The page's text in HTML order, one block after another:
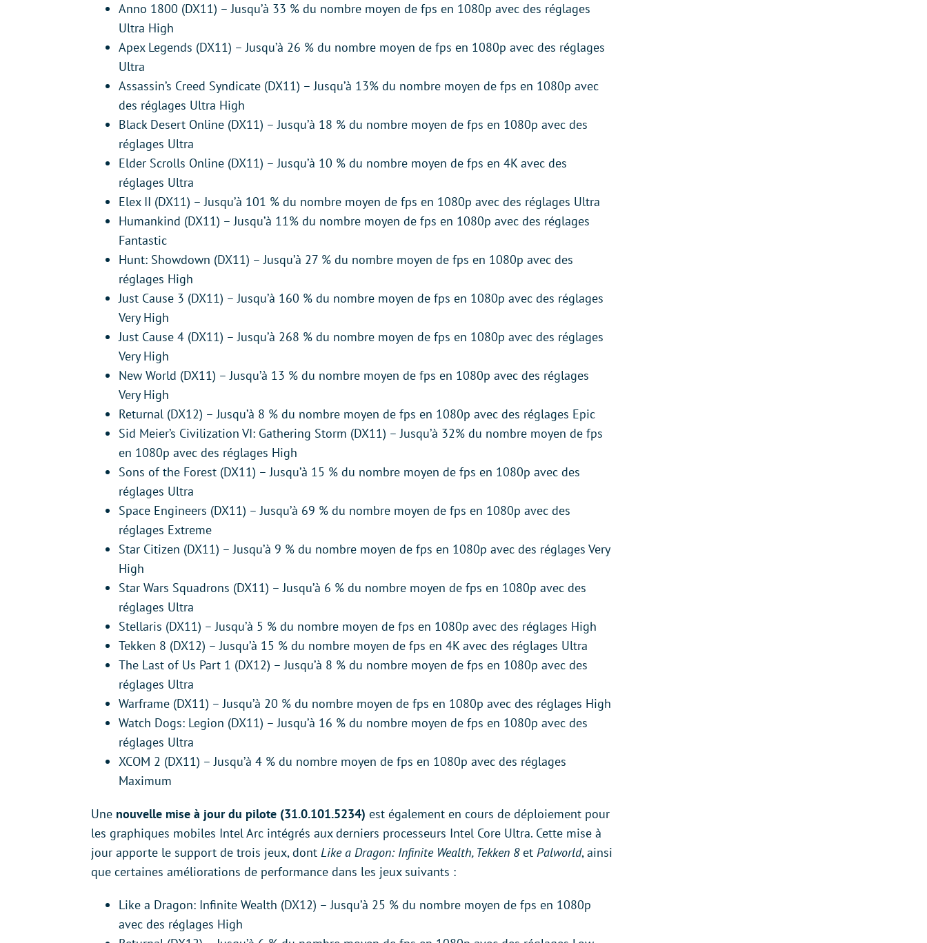
Anno 1800 (DX11) – Jusqu’à 33 % du nombre moyen de fps en 1080p avec des réglages
Ultra High
Apex Legends (DX11) – Jusqu’à 26 % du nombre moyen de fps en 1080p avec des réglages
Ultra
Assassin’s Creed Syndicate (DX11) – Jusqu’à 13% du nombre moyen de fps en 1080p avec
des réglages Ultra High
Black Desert Online (DX11) – Jusqu’à 18 % du nombre moyen de fps en 1080p avec des
réglages Ultra
Elder Scrolls Online (DX11) – Jusqu’à 10 % du nombre moyen de fps en 4K avec des
réglages Ultra
Elex II (DX11) – Jusqu’à 101 % du nombre moyen de fps en 1080p avec des réglages Ultra
Humankind (DX11) – Jusqu’à 11% du nombre moyen de fps en 1080p avec des réglages
Fantastic
Hunt: Showdown (DX11) – Jusqu’à 27 % du nombre moyen de fps en 1080p avec des
réglages High
Just Cause 3 (DX11) – Jusqu’à 160 % du nombre moyen de fps en 1080p avec des réglages
Very High
Just Cause 4 (DX11) – Jusqu’à 268 % du nombre moyen de fps en 1080p avec des réglages
Very High
New World (DX11) – Jusqu’à 13 % du nombre moyen de fps en 1080p avec des réglages
Very High
Returnal (DX12) – Jusqu’à 8 % du nombre moyen de fps en 1080p avec des réglages Epic
Sid Meier’s Civilization VI: Gathering Storm (DX11) – Jusqu’à 32% du nombre moyen de fps
en 1080p avec des réglages High
Sons of the Forest (DX11) – Jusqu’à 15 % du nombre moyen de fps en 1080p avec des
réglages Ultra
Space Engineers (DX11) – Jusqu’à 69 % du nombre moyen de fps en 1080p avec des
réglages Extreme
Star Citizen (DX11) – Jusqu’à 9 % du nombre moyen de fps en 1080p avec des réglages Very
High
Star Wars Squadrons (DX11) – Jusqu’à 6 % du nombre moyen de fps en 1080p avec des
réglages Ultra
Stellaris (DX11) – Jusqu’à 5 % du nombre moyen de fps en 1080p avec des réglages High
Tekken 8 (DX12) – Jusqu’à 15 % du nombre moyen de fps en 4K avec des réglages Ultra
The Last of Us Part 1 (DX12) – Jusqu’à 8 % du nombre moyen de fps en 1080p avec des
réglages Ultra
Warframe (DX11) – Jusqu’à 20 % du nombre moyen de fps en 1080p avec des réglages High
Watch Dogs: Legion (DX11) – Jusqu’à 16 % du nombre moyen de fps en 1080p avec des
réglages Ultra
XCOM 2 (DX11) – Jusqu’à 4 % du nombre moyen de fps en 1080p avec des réglages
Maximum
Une nouvelle mise à jour du pilote (31.0.101.5234) est également en cours de déploiement pour
les graphiques mobiles Intel Arc intégrés aux derniers processeurs Intel Core Ultra. Cette mise à
jour apporte le support de trois jeux, dont Like a Dragon: Infinite Wealth, Tekken 8et Palworld, ainsi
que certaines améliorations de performance dans les jeux suivants :
Like a Dragon: Infinite Wealth (DX12) – Jusqu’à 25 % du nombre moyen de fps en 1080p
avec des réglages High